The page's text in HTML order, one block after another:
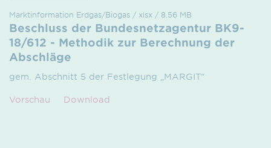
Marktinformation Erdgas/Biogas / xlsx / 8.56 MB
Beschluss der Bundesnetzagentur BK9-
18/612 - Methodik zur Berechnung der
Abschläge
gem. Abschnitt 5 der Festlegung „MARGIT“
Vorschau Download